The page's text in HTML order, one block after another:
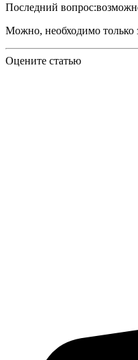
Последний
Можно, необходимо только
Оцените статью